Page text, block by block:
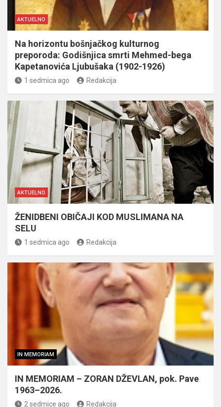
AKTUELNO
Na horizontu bošnjačkog kulturnog
preporoda: Godišnjica smrti Mehmed-bega
Kapetanovića Ljubušaka (1902-1926)
1 sedmica ago Redakcija
AKTUELNO
ŽENIDBENI OBIČAJI KOD MUSLIMANA NA
SELU
1 sedmica ago Redakcija
IN MEMORIAM
IN MEMORIAM – ZORAN DŽEVLAN, pok. Pave
1963–2026.
2 sedmice ago Redakcija